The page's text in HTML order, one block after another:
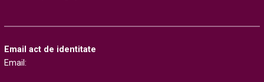
Email act de identitate
Email: